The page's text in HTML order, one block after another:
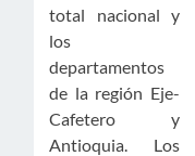
total nacional y
los
departamentos
de la región Eje-
Cafetero y
Antioquia. Los